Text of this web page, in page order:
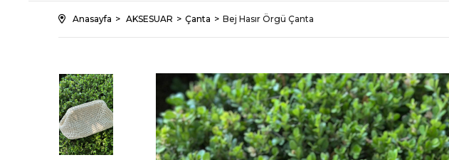
Anasayfa AKSESUAR Çanta Bej Hasır Örgü Çanta